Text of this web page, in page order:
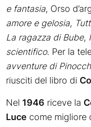
e fantasia, Orso
amore e gelosia,
La ragazza di Bube,
scientifico. Per la
avventure di
riusciti del libro di
Nel 1946 riceve la
Luce come migliore